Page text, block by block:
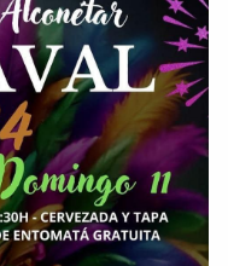
una...